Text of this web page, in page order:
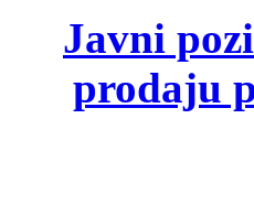
Javni
prodaju